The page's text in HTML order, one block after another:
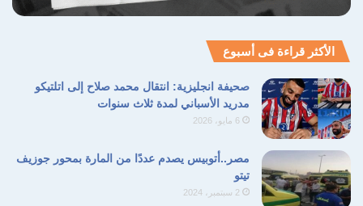
الأكثر قراءة فى أسبوع
صحيفة انجليزية: انتقال محمد صلاح إلى اتلتيكو
مدريد الأسباني لمدة ثلاث سنوات
6 مايو، 2026
مصر..أتوبيس يصدم عددًا من المارة بمحور جوزيف
تيتو
2 سبتمبر، 2024